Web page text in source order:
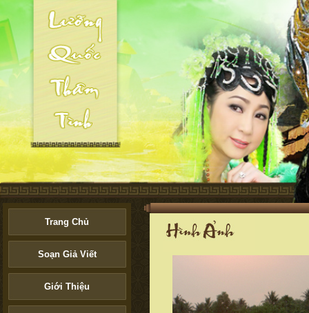
Trang Chủ
Soạn Giả Viết
Giới Thiệu